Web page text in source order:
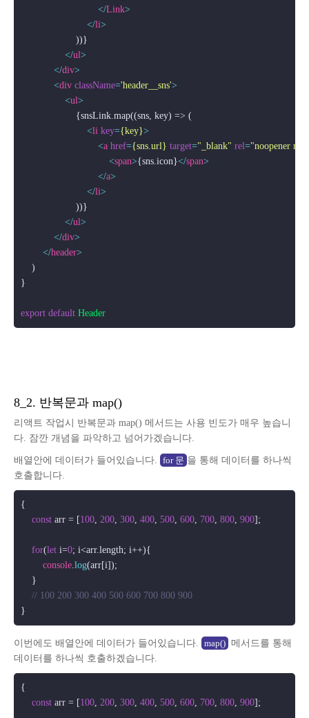
</Link>
</li>
                    ))}
</ul>
</div>
<div className='header__sns'>
<ul>
                    {snsLink.map((sns, key) => (
<li key={key}>
<a href={sns.url} target="_blank" rel="noopener
<span>{sns.icon}</span>
</a>
</li>
                    ))}
</ul>
</div>
</header>
    )
}
export default Header
8_2. 반복문과 map()
리액트 작업시 반복문과 map() 메서드는 사용 빈도가 매우 높습니
다. 잠깐 개념을 파악하고 넘어가겠습니다.
배열안에 데이터가 들어있습니다. for 문 을 통해 데이터를 하나씩
호출합니다.
{
const arr = [100, 200, 300, 400, 500, 600, 700, 800, 900];
for(let i=0; i<arr.length; i++){
console.log(arr[i]);
    }
// 100 200 300 400 500 600 700 800 900
이번에도 배열안에 데이터가 들어있습니다. map() 메서드를 통해
데이터를 하나씩 호출하겠습니다.
{
const arr = [100, 200, 300, 400, 500, 600, 700, 800, 900];